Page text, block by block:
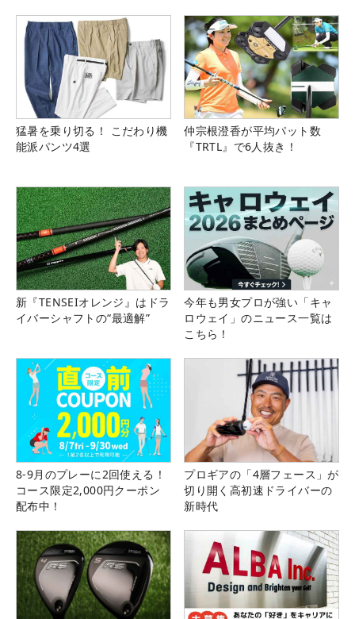
猛暑を乗り切る！ こだわり機
能派パンツ4選
仲宗根澄香が平均パット数
『TRTL』で6人抜き！
新『TENSEIオレンジ』はドラ
イバーシャフトの“最適解”
今年も男女プロが強い「キャ
ロウェイ」のニュース一覧は
こちら！
8-9月のプレーに2回使える！
コース限定2,000円クーポン
配布中！
プロギアの「4層フェース」が
切り開く高初速ドライバーの
新時代